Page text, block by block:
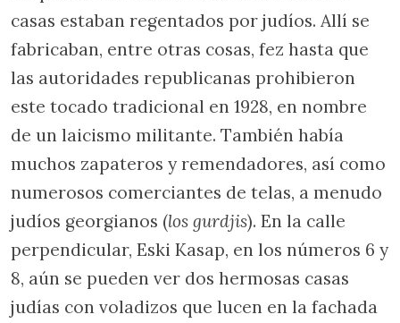
casas estaban regentados por judíos. Allí se
fabricaban, entre otras cosas, fez hasta que
las autoridades republicanas prohibieron
este tocado tradicional en 1928, en nombre
de un laicismo militante. También había
muchos zapateros y remendadores, así como
numerosos comerciantes de telas, a menudo
judíos georgianos (los gurdjis). En la calle
perpendicular, Eski Kasap, en los números 6 y
8, aún se pueden ver dos hermosas casas
judías con voladizos que lucen en la fachada